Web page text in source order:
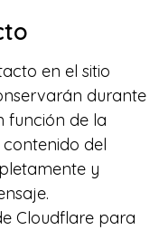
en el sitio
durante
función de la
del
y
Cloudflare para